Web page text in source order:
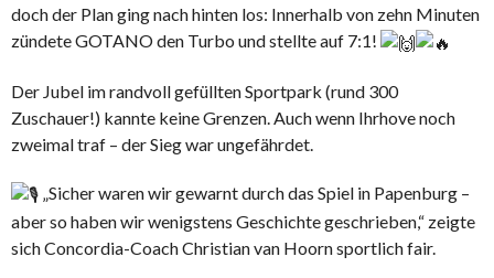
doch der Plan ging nach hinten los: Innerhalb von zehn Minuten
zündete GOTANO den Turbo und stellte auf 7:1!
Der Jubel im randvoll gefüllten Sportpark (rund 300
Zuschauer!) kannte keine Grenzen. Auch wenn Ihrhove noch
zweimal traf – der Sieg war ungefährdet.
„Sicher waren wir gewarnt durch das Spiel in Papenburg –
aber so haben wir wenigstens Geschichte geschrieben,“ zeigte
sich Concordia-Coach Christian van Hoorn sportlich fair.